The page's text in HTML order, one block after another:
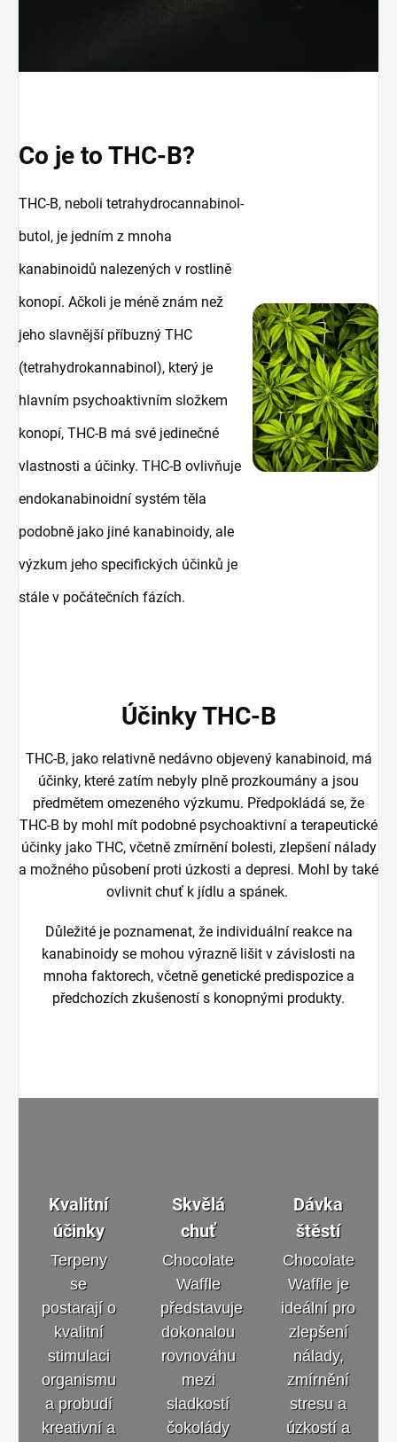
Co je to THC-B?
THC-B, neboli tetrahydrocannabinol-
butol, je jedním z mnoha
kanabinoidů nalezených v rostlině
konopí. Ačkoli je méně znám než
jeho slavnější příbuzný THC
(tetrahydrokannabinol), který je
hlavním psychoaktivním složkem
konopí, THC-B má své jedinečné
vlastnosti a účinky. THC-B ovlivňuje
endokanabinoidní systém těla
podobně jako jiné kanabinoidy, ale
výzkum jeho specifických účinků je
stále v počátečních fázích.
Účinky THC-B
THC-B, jako relativně nedávno objevený kanabinoid, má
účinky, které zatím nebyly plně prozkoumány a jsou
předmětem omezeného výzkumu. Předpokládá se, že
THC-B by mohl mít podobné psychoaktivní a terapeutické
účinky jako THC, včetně zmírnění bolesti, zlepšení nálady
a možného působení proti úzkosti a depresi. Mohl by také
ovlivnit chuť k jídlu a spánek.
Důležité je poznamenat, že individuální reakce na
kanabinoidy se mohou výrazně lišit v závislosti na
mnoha faktorech, včetně genetické predispozice a
předchozích zkušeností s konopnými produkty.
Kvalitní
účinky
Terpeny
se
postarají o
kvalitní
stimulaci
organismu
a probudí
kreativní a
Skvělá
chuť
Chocolate
Waffle
představuje
dokonalou
rovnováhu
mezi
sladkostí
čokolády
Dávka
štěstí
Chocolate
Waffle je
ideální pro
zlepšení
nálady,
zmírnění
stresu a
úzkostí a